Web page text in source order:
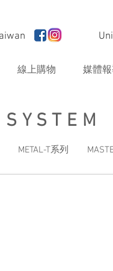
線上購物 媒體
METAL-T系列